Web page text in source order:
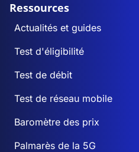
Ressources
Actualités et guides
Test d'éligibilité
Test de débit
Test de réseau mobile
Baromètre des prix
Palmarès de la 5G